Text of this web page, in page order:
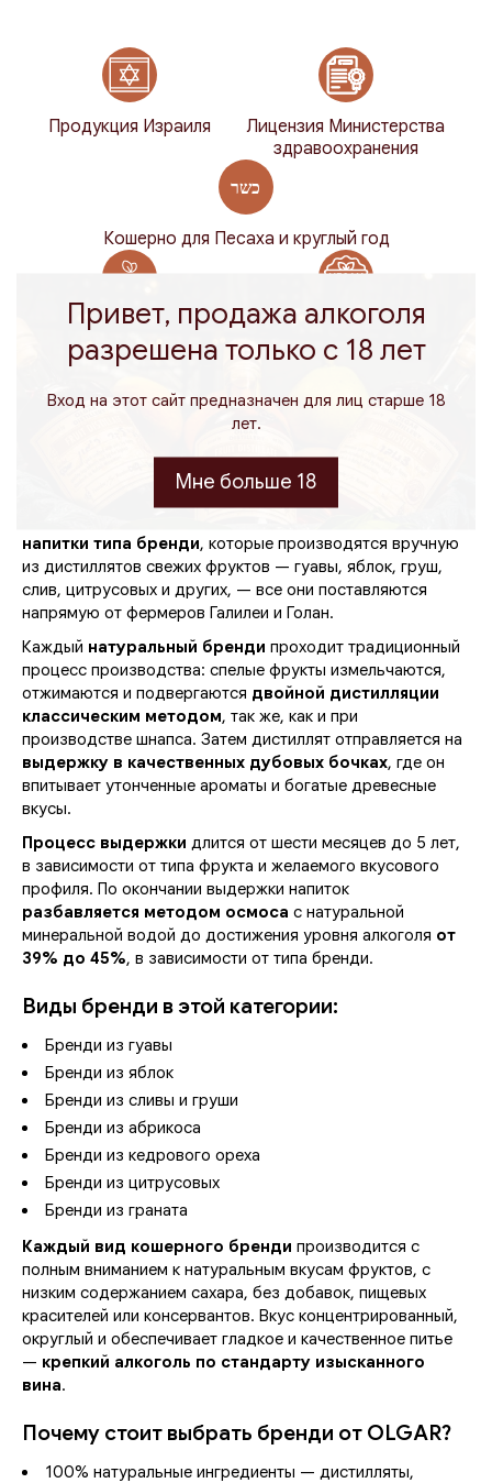
Продукция Израиля
Лицензия Министерства
здравоохранения
Кошерно для Песаха и круглый год
100% натуральный Веганский
Кошерный бутик-бренди из Галилеи
онлайн | OLGAR Distillery
кошерный бутик-брендис глубоким вкусом,
напитки типа бренди, которые производятся вручную
из дистиллятов свежих фруктов — гуавы, яблок, груш,
слив, цитрусовых и других, — все они поставляются
напрямую от фермеров Галилеи и Голан.
Каждый натуральный бренди проходит традиционный
процесс производства: спелые фрукты измельчаются,
отжимаются и подвергаются двойной дистилляции
классическим методом, так же, как и при
производстве шнапса. Затем дистиллят отправляется на
выдержку в качественных дубовых бочках, где он
впитывает утонченные ароматы и богатые древесные
вкусы.
Процесс выдержки длится от шести месяцев до 5 лет,
в зависимости от типа фрукта и желаемого вкусового
профиля. По окончании выдержки напиток
разбавляется методом осмоса с натуральной
минеральной водой до достижения уровня алкоголя от
39% до 45%, в зависимости от типа бренди.
Виды бренди в этой категории:
Бренди из гуавы
Бренди из яблок
Бренди из сливы и груши
Бренди из абрикоса
Бренди из кедрового ореха
Бренди из цитрусовых
Бренди из граната
Каждый вид кошерного бренди производится с
полным вниманием к натуральным вкусам фруктов, с
низким содержанием сахара, без добавок, пищевых
красителей или консервантов. Вкус концентрированный,
округлый и обеспечивает гладкое и качественное питье
— крепкий алкоголь по стандарту изысканного
вина.
Почему стоит выбрать бренди от OLGAR?
100% натуральные ингредиенты — дистилляты,
Привет, продажа алкоголя
разрешена только с 18 лет
Вход на этот сайт предназначен для лиц старше 18
лет.
Мне больше 18